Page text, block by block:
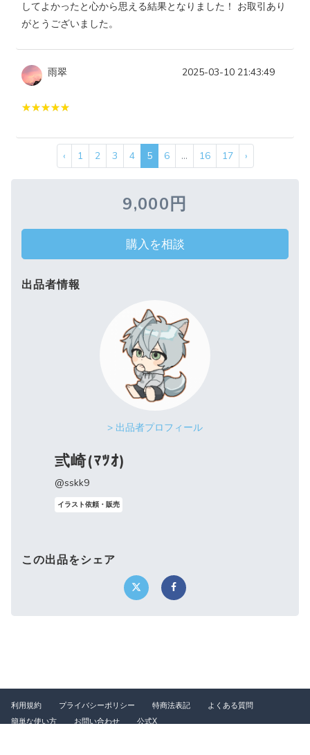
してよかったと心から思える結果となりました！ お取引あり
がとうございました。
雨翠 2025-03-10 21:43:49
‹ 1 2 3 4 5 6 ... 16 17 ›
9,000円
購入を相談
出品者情報
> 出品者プロフィール
弎崎(ﾏﾂｵ)
@sskk9
イラスト依頼・販売
この出品をシェア
利用規約 プライバシーポリシー 特商法表記
よくある質問
簡単な使い方
お問い合わせ 公式X